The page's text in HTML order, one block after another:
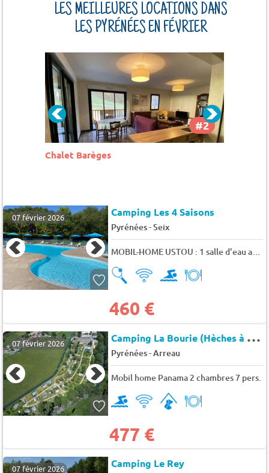
LES MEILLEURES LOCATIONS DANS
LES PYRÉNÉES EN FÉVRIER
#3
Résidence Le Hameau du Pré Clos Saint
07 février 2026 Camping Les 4 Saisons
Pyrénées-Seix
MOBIL-HOME USTOU : 1 salle d'eau avec terrasse couverte 4 pers.
460 €
07 février 2026 C
amping La Bourie (Hèches à 11 km)
Pyrénées-Arreau
Mobil home Panama 2 chambres 7 pers.
477 €
07 février 2026 Camping Le Rey